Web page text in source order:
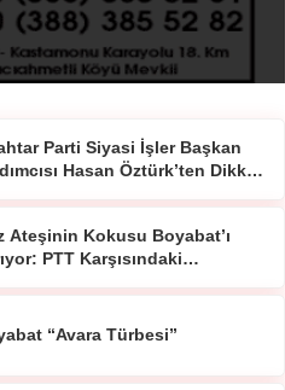
Parti Siyasi İşler Başkan
Hasan Öztürk’ten Dikkat
Ateşinin Kokusu Boyabat’ı
PTT Karşısındaki
“Avara Türbesi”